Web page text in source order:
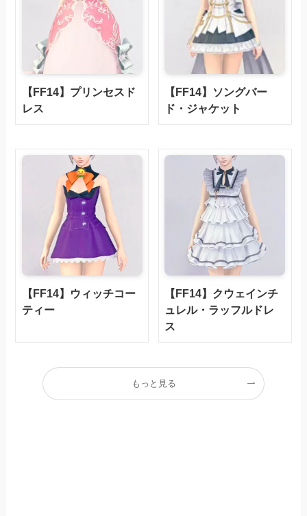
【FF14】プリンセスド
レス
【FF14】ソングバー
ド・ジャケット
【FF14】ウィッチコー
ティー
【FF14】クウェインチ
ュレル・ラッフルドレ
ス
もっと見る